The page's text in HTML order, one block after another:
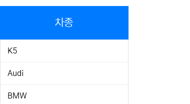
차종
K5
Audi
BMW